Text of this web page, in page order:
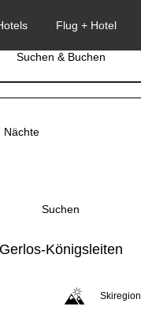
Suchen & Buchen
Nächte
Suchen
Gerlos-Königsleiten
Skiregion